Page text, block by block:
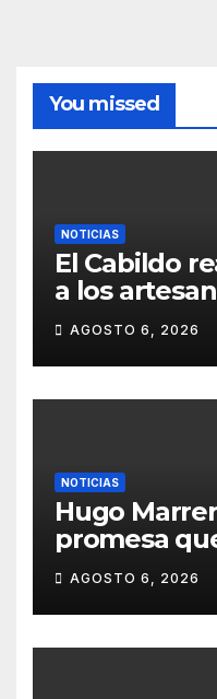
You missed
NOTICIAS
El Cabildo
a los
del
AGOSTO 6, 2026
NOTICIAS
Hugo
promesa
música y la
Carnaval
AGOSTO 6, 2026